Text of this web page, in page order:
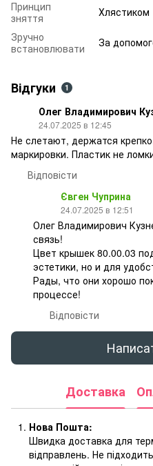
Принцип
зняття
Хлястиком
Зручно
встановлювати
За
Відгуки 1
Олег Владимирович
24.07.2025 в 12:45
Не слетают, держатся
маркировки. Пластик не
Відповісти
Євген Чуприна
24.07.2025 в 12:51
Олег Владимирович
связь!
Цвет крышек 80.00.03
эстетики, но и для
Рады, что они хорошо
процессе!
Відповісти
Доставка
Нова Пошта:
Швидка доставка для
відправлень. Не